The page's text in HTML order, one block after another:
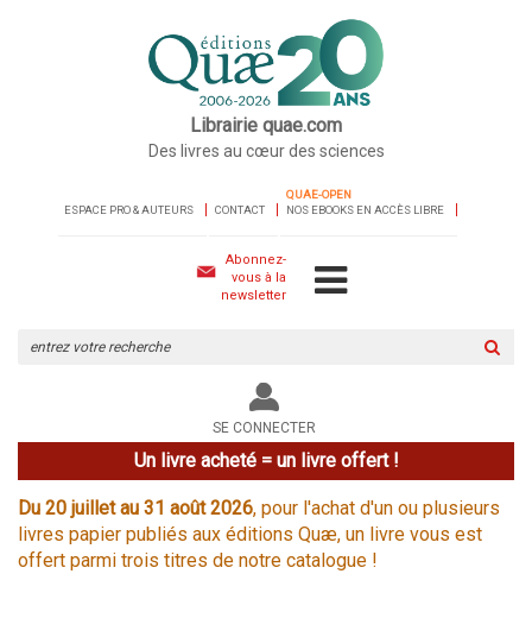
Librairie quae.com
Des livres au cœur des sciences
ESPACE PRO & AUTEURS CONTACT
QUAE-OPEN
NOS EBOOKS EN ACCÈS LIBRE
Abonnez-
vous à la
newsletter
le
site
SE CONNECTER
Un livre acheté = un livre offert !
Du 20 juillet au 31 août 2026, pour l'achat d'un ou plusieurs
livres papier publiés aux éditions Quæ, un livre vous est
offert parmi trois titres de notre catalogue !